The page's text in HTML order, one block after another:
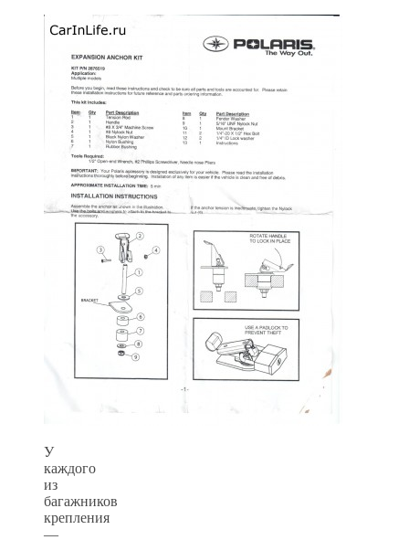
У
каждого
из
багажников
крепления
—